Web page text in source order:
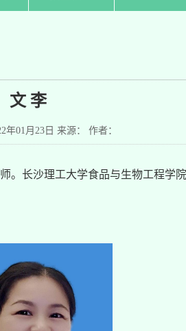
文 李
年01月23日 来源： 作者：
。长沙理工大学食品与生物工程学